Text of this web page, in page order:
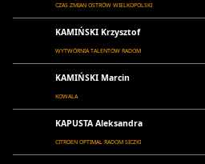
CZAS ZMIAN OSTRÓW WIELKOPOLSKI
KAMIŃSKI Krzysztof
WYTWÓRNIA TALENTÓW RADOM
KAMIŃSKI Marcin
KOWALA
KAPUSTA Aleksandra
CITROEN OPTIMAL RADOM SICZKI